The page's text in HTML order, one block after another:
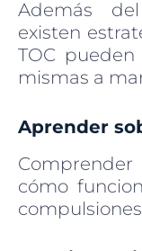
Además
existen
TOC
mismas a
Aprender
cómo